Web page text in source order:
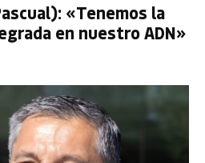
«Tenemos la
en nuestro ADN»